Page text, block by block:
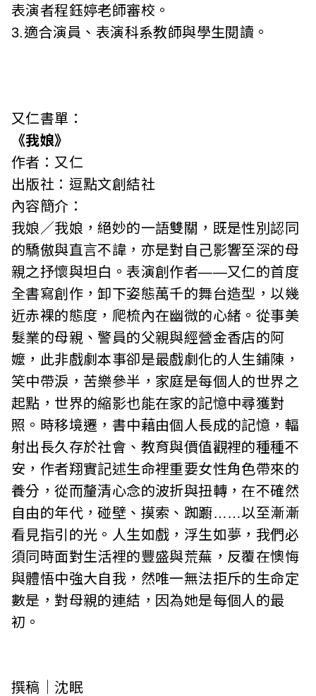
表演者程鈺婷老師審校。
3.適合演員、表演科系教師與學生閱讀。
又仁書單：
《我娘》
作者：又仁
出版社：逗點文創結社
內容簡介：
我娘／我娘，絕妙的一語雙關，既是性別認同
的驕傲與直言不諱，亦是對自己影響至深的母
親之抒懷與坦白。表演創作者——又仁的首度
全書寫創作，卸下姿態萬千的舞台造型，以幾
近赤裸的態度，爬梳內在幽微的心緒。從事美
髮業的母親、警員的父親與經營金香店的阿
嬤，此非戲劇本事卻是最戲劇化的人生鋪陳，
笑中帶淚，苦樂參半，家庭是每個人的世界之
起點，世界的縮影也能在家的記憶中尋獲對
照。時移境遷，書中藉由個人長成的記憶，輻
射出長久存於社會、教育與價值觀裡的種種不
安，作者翔實記述生命裡重要女性角色帶來的
養分，從而釐清心念的波折與扭轉，在不確然
自由的年代，碰壁、摸索、踟躕……以至漸漸
看見指引的光。人生如戲，浮生如夢，我們必
須同時面對生活裡的豐盛與荒蕪，反覆在懊悔
與體悟中強大自我，然唯一無法拒斥的生命定
數是，對母親的連結，因為她是每個人的最
初。
撰稿｜沈眠